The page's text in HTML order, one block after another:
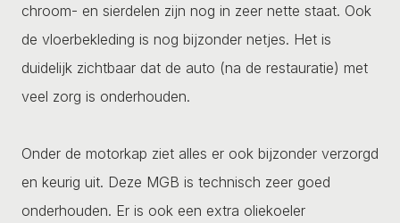
chroom- en sierdelen zijn nog in zeer nette staat. Ook
de vloerbekleding is nog bijzonder netjes. Het is
duidelijk zichtbaar dat de auto (na de restauratie) met
veel zorg is onderhouden.
Onder de motorkap ziet alles er ook bijzonder verzorgd
en keurig uit. Deze MGB is technisch zeer goed
onderhouden. Er is ook een extra oliekoeler